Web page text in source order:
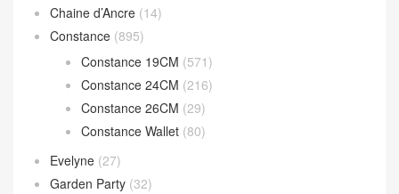
Chaine d’Ancre (14)
Constance (895)
Constance 19CM (571)
Constance 24CM (216)
Constance 26CM (29)
Constance Wallet (80)
Evelyne (27)
Garden Party (32)